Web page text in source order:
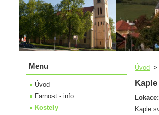
Úvod >
Lokace:
Kaple
Menu
Úvod
Farnost - info
Kostely